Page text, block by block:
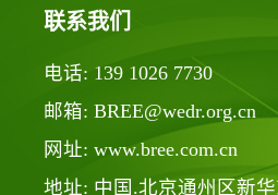
联系我们
电话: 139 1026 7730
邮箱: BREE@wedr.org.cn
网址: www.bree.com.cn
地址: 中国.北京通州区新